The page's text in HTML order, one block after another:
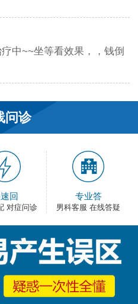
中~~坐等看效果，，钱倒
医院的医生，脾气大死
热情，看病很舒心。
去的，下午就正常上班
也不用重新检查了，关键
问诊
回
对症问诊
专业答
男科客服 在线答疑